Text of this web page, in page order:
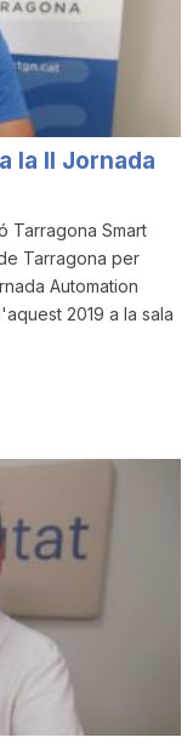
la II Jornada
Tarragona Smart
Tarragona per
Automation
2019 a la sala